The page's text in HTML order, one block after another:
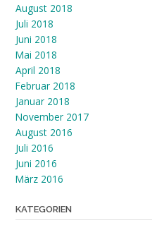
August 2018
Juli 2018
Juni 2018
Mai 2018
April 2018
Februar 2018
Januar 2018
November 2017
August 2016
Juli 2016
Juni 2016
März 2016
KATEGORIEN